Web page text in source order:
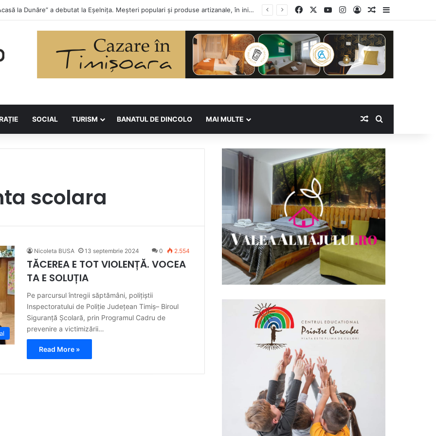
Asociația BUNETI Facebook YouTubeInstagram
Log InRandom Article
SOCIAL TURISM BANATUL DE DINCOLO MAI MULTE Random Article
scolara
Nicoleta BUSA 13 septembrie 2024 0 2.554
TĂCEREA E TOT VIOLENȚĂ. VOCEA
TA E SOLUȚIA
Pe parcursul întregii săptămâni, polițiștii
Inspectoratului de Poliție Județean Timiș– Biroul
Siguranță Școlară, prin Programul Cadru de
prevenire a victimizării…
Read More »